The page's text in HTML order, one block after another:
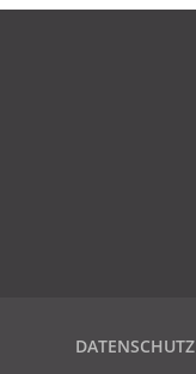
DATENSCHUTZ
DATENSCHUTZ